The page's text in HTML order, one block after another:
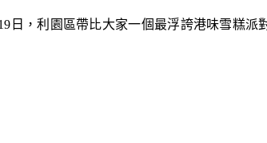
日，利園區帶比大家一個最浮誇港味雪糕